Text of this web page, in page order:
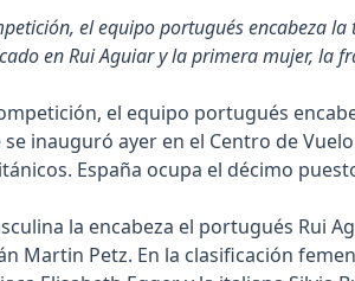
el equipo portugués encabeza
en Rui Aguiar y la primera mujer, la
el equipo portugués
inauguró ayer en el Centro de
España ocupa el décimo
la encabeza el portugués Rui
Martin Petz. En la clasificación